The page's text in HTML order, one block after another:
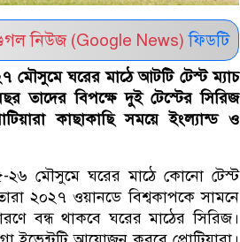
নিউজ (Google News) ফিডটি
মৌসুমে ঘরের মাঠে আটটি টেস্ট ম্যাচ
তাদের বিপক্ষে দুই টেস্টের সিরিজ
কাছাকাছি সময়ে ইংল্যান্ড ও
২৬ মৌসুমে ঘরের মাঠে কোনো টেস্ট
২০২৭ ওয়ানডে বিশ্বকাপকে সামনে
বন্ধ থাকবে ঘরের মাঠের সিরিজ।